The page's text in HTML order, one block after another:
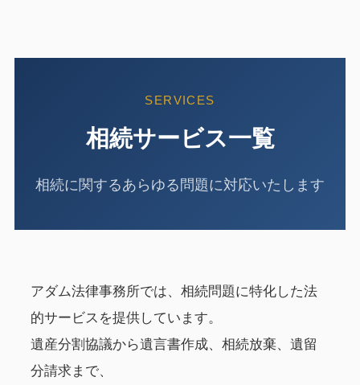
SERVICES
相続サービス一覧
相続に関するあらゆる問題に対応いたします
アダム法律事務所では、相続問題に特化した法
的サービスを提供しています。
遺産分割協議から遺言書作成、相続放棄、遺留
分請求まで、